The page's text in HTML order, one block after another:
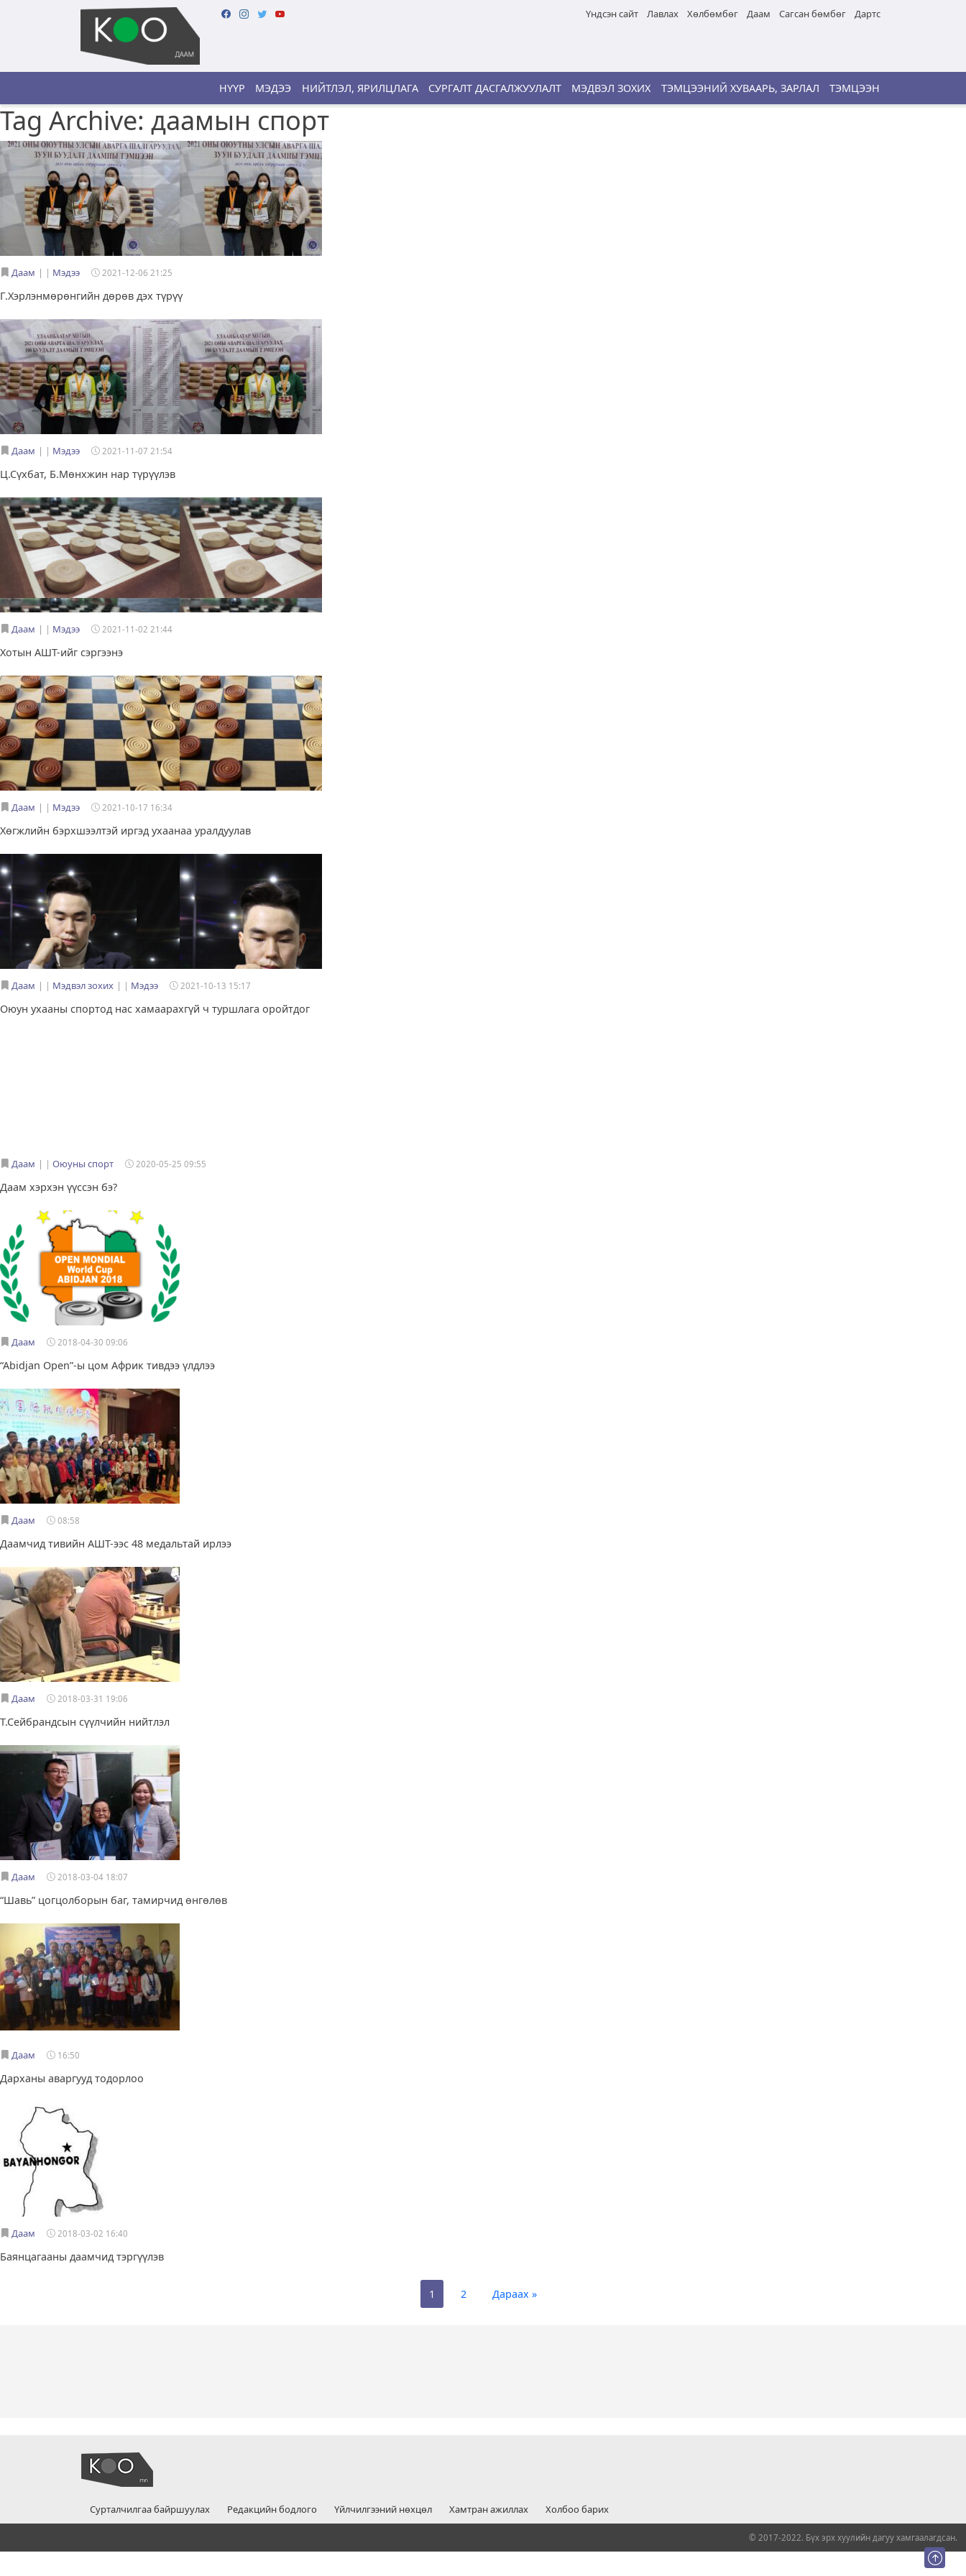
Үндсэн сайт Лавлах Хөлбөмбөг Даам Сагсан бөмбөг Дартс
НҮҮР МЭДЭЭ НИЙТЛЭЛ, ЯРИЛЦЛАГА СУРГАЛТ ДАСГАЛЖУУЛАЛТ МЭДВЭЛ ЗОХИХ ТЭМЦЭЭНИЙ ХУВААРЬ, ЗАРЛАЛ ТЭМЦЭЭН
Tag Archive: даамын спорт
Даам | Мэдээ 2021-12-06 21:25
Г.Хэрлэнмөрөнгийн дөрөв дэх түрүү
Даам | Мэдээ 2021-11-07 21:54
Ц.Сүхбат, Б.Мөнхжин нар түрүүлэв
Даам | Мэдээ 2021-11-02 21:44
Хотын АШТ-ийг сэргээнэ
Даам | Мэдээ 2021-10-17 16:34
Хөгжлийн бэрхшээлтэй иргэд ухаанаа уралдуулав
Даам | Мэдвэл зохих | Мэдээ 2021-10-13 15:17
Оюун ухааны спортод нас хамаарахгүй ч туршлага оройтдог
Даам | Оюуны спорт 2020-05-25 09:55
Даам хэрхэн үүссэн бэ?
Даам 2018-04-30 09:06
“Аbidjan Open”-ы цом Африк тивдээ үлдлээ
Даам 08:58
Даамчид тивийн АШТ-ээс 48 медальтай ирлээ
Даам 2018-03-31 19:06
Т.Сейбрандсын сүүлчийн нийтлэл
Даам 2018-03-04 18:07
“Шавь” цогцолборын баг, тамирчид өнгөлөв
Даам 16:50
Дарханы аваргууд тодорлоо
Даам 2018-03-02 16:40
Баянцагааны даамчид тэргүүлэв
1 2 Дараах »
Сурталчилгаа байршуулах Редакцийн бодлого Үйлчилгээний нөхцөл Хамтран ажиллах Холбоо барих
© 2017-2022. Бүх эрх хуулийн дагуу хамгаалагдсан.